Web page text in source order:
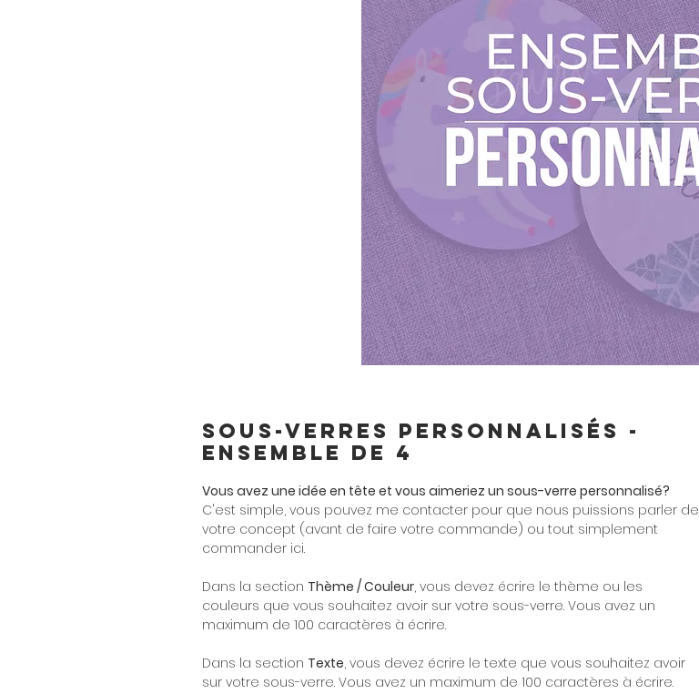
Sous-verres personnalisés -
Ensemble de 4
Vous avez une idée en tête et vous aimeriez un sous-verre personnalisé?
C'est simple, vous pouvez me contacter pour que nous puissions parler de
votre concept (avant de faire votre commande) ou tout simplement
commander ici.
Dans la section Thème / Couleur, vous devez écrire le thème ou les
couleurs que vous souhaitez avoir sur votre sous-verre. Vous avez un
maximum de 100 caractères à écrire.
Dans la section Texte, vous devez écrire le texte que vous souhaitez avoir
sur votre sous-verre. Vous avez un maximum de 100 caractères à écrire.